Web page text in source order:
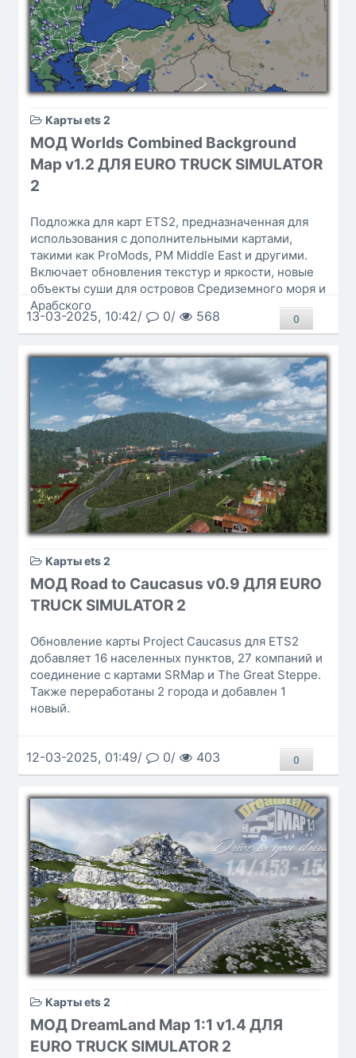
Карты ets 2
МОД Worlds Combined Background
Map v1.2 ДЛЯ EURO TRUCK SIMULATOR
2
Подложка для карт ETS2, предназначенная для
использования с дополнительными картами,
такими как ProMods, PM Middle East и другими.
Включает обновления текстур и яркости, новые
объекты суши для островов Средиземного моря и
Арабского
13-03-2025, 10:42/ 0/ 568 0
Карты ets 2
МОД Road to Caucasus v0.9 ДЛЯ EURO
TRUCK SIMULATOR 2
Обновление карты Project Caucasus для ETS2
добавляет 16 населенных пунктов, 27 компаний и
соединение с картами SRMap и The Great Steppe.
Также переработаны 2 города и добавлен 1
новый.
12-03-2025, 01:49/ 0/ 403 0
Карты ets 2
МОД DreamLand Map 1:1 v1.4 ДЛЯ
EURO TRUCK SIMULATOR 2